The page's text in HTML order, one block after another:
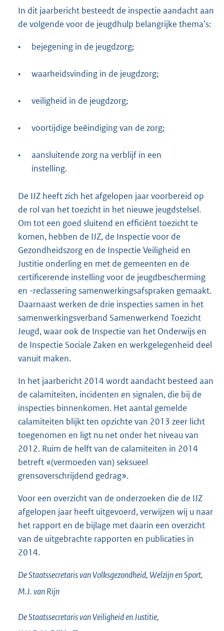
In dit jaarbericht besteedt de inspectie aandacht aan
de volgende voor de jeugdhulp belangrijke thema’s:
• bejegening in de jeugdzorg;
• waarheidsvinding in de jeugdzorg;
• veiligheid in de jeugdzorg;
• voortijdige beëindiging van de zorg;
•
aansluitende zorg na verblijf in een
instelling.
De IJZ heeft zich het afgelopen jaar voorbereid op
de rol van het toezicht in het nieuwe jeugdstelsel.
Om tot een goed sluitend en efficiënt toezicht te
komen, hebben de IJZ, de Inspectie voor de
Gezondheidszorg en de Inspectie Veiligheid en
Justitie onderling en met de gemeenten en de
certificerende instelling voor de jeugdbescherming
en -reclassering samenwerkingsafspraken gemaakt.
Daarnaast werken de drie inspecties samen in het
samenwerkingsverband Samenwerkend Toezicht
Jeugd, waar ook de Inspectie van het Onderwijs en
de Inspectie Sociale Zaken en werkgelegenheid deel
vanuit maken.
In het jaarbericht 2014 wordt aandacht besteed aan
de calamiteiten, incidenten en signalen, die bij de
inspecties binnenkomen. Het aantal gemelde
calamiteiten blijkt ten opzichte van 2013 zeer licht
toegenomen en ligt nu net onder het niveau van
2012. Ruim de helft van de calamiteiten in 2014
betreft «(vermoeden van) seksueel
grensoverschrijdend gedrag».
Voor een overzicht van de onderzoeken die de IJZ
afgelopen jaar heeft uitgevoerd, verwijzen wij u naar
het rapport en de bijlage met daarin een overzicht
van de uitgebrachte rapporten en publicaties in
2014.
De Staatssecretaris van Volksgezondheid, Welzijn en Sport,
M.J. vanRijn
De Staatssecretaris van Veiligheid en Justitie,